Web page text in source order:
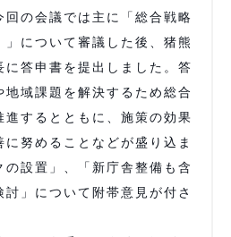
の会議では主に「総合戦略
」について審議した後、猪熊
答申書を提出しました。答
域課題を解決するため総合
するとともに、施策の効果
努めることなどが盛り込ま
設置」、「新庁舎整備も含
」について附帯意見が付さ